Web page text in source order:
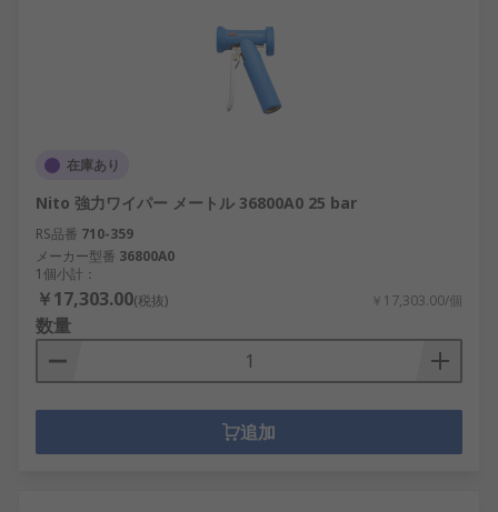
在庫あり
Nito 強力ワイパー メートル 36800A0 25 bar
RS品番 710-359
メーカー型番 36800A0
1個小計：
￥17,303.00(税抜) ￥17,303.00/個
数量
追加